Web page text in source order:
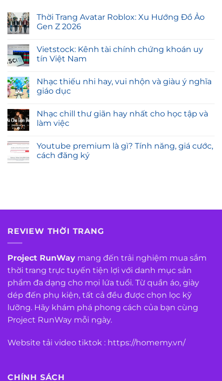
Thời Trang Avatar Roblox: Xu Hướng Đồ Ảo
Gen Z 2026
Vietstock: Kênh tài chính chứng khoán uy
tín Việt Nam
Nhạc thiếu nhi hay, vui nhộn và giàu ý nghĩa
giáo dục
Nhạc chill thư giãn hay nhất cho học tập và
làm việc
Youtube premium là gì? Tính năng, giá cước,
cách đăng ký
REVIEW THỜI TRANG
Project RunWay mang đến trải nghiệm mua sắm
thời trang trực tuyến tiện lợi với danh mục sản
phẩm đa dạng cho mọi lứa tuổi. Từ quần áo, giày
dép đến phụ kiện, tất cả đều được chọn lọc kỹ
lưỡng. Hãy khám phá phong cách của bạn cùng
Project RunWay mỗi ngày.
Website tải video tiktok : https://homemy.vn/
CHÍNH SÁCH